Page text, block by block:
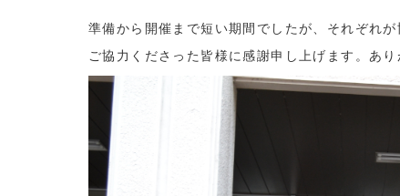
準備から開催まで短い期間でしたが、それぞれ
ご協力くださった皆様に感謝申し上げます。あり